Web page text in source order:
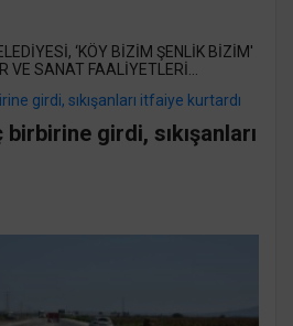
‘KÖY BİZİM ŞENLİK BİZİM'
VE SANAT FAALİYETLERİ...
girdi, sıkışanları